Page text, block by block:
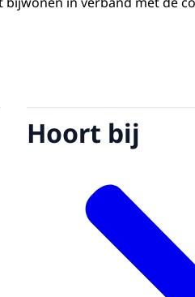
Hoort bij